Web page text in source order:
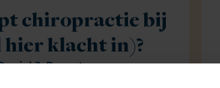
chiropractie bij
hier klacht in)?
J. Pernet